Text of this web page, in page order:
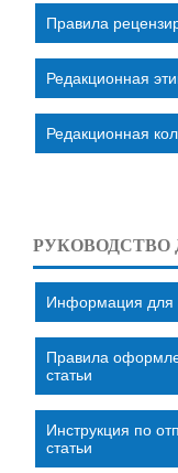
Правила
Редакционная
Редакционная
РУКОВОДСТВО
Информация для
Правила
статьи
Инструкция по
статьи